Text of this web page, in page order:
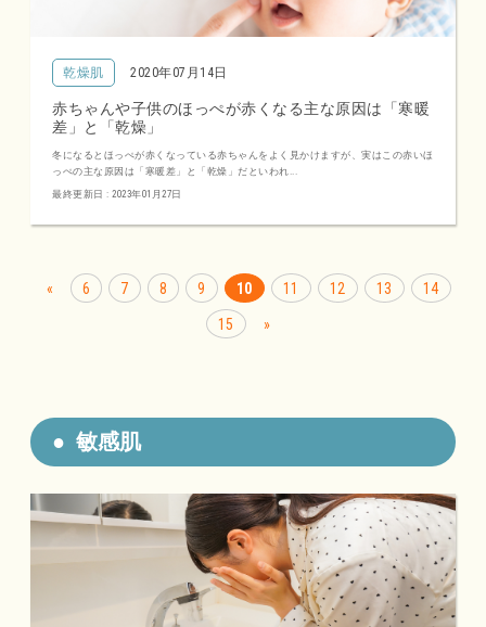
乾燥肌 2020年07月14日
赤ちゃんや子供のほっぺが赤くなる主な原因は「寒暖
差」と「乾燥」
冬になるとほっぺが赤くなっている赤ちゃんをよく見かけますが、実はこの赤いほ
っぺの主な原因は「寒暖差」と「乾燥」だといわれ...
最終更新日 : 2023年01月27日
6 7 8 9 10 11 12 13 14
15
敏感肌